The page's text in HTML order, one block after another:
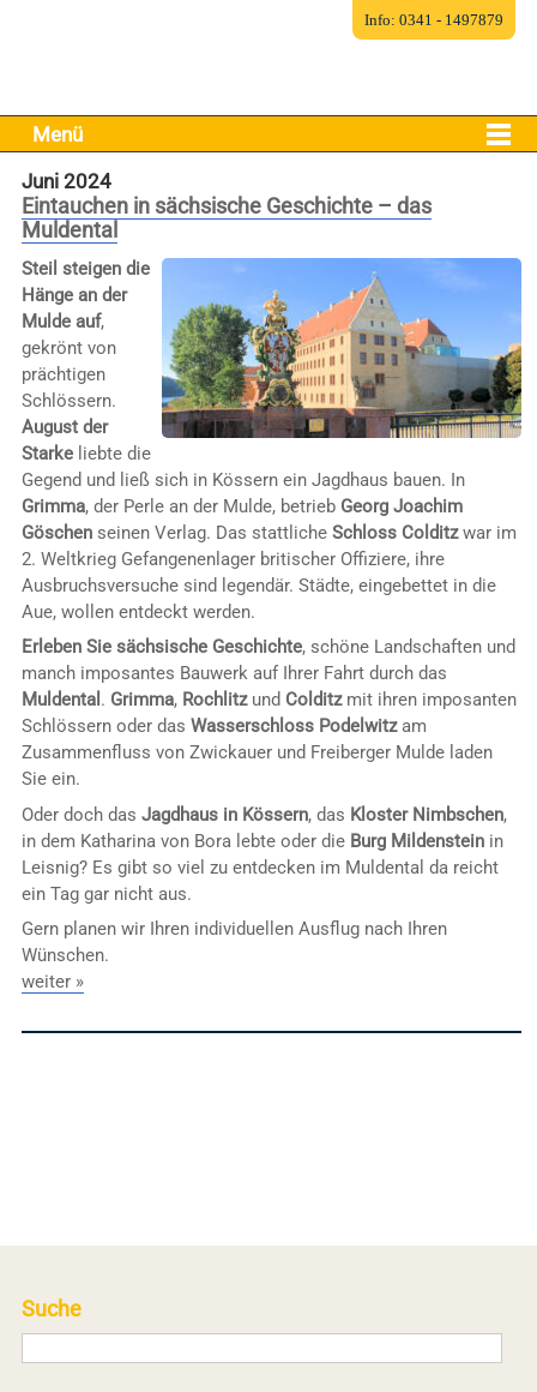
Menü
Juni 2024
Eintauchen in sächsische Geschichte – das
Muldental
Steil steigen die
Hänge an der
Mulde auf,
gekrönt von
prächtigen
Schlössern.
August der
Starkeliebte die
Gegend und ließ sich in Kössern ein Jagdhaus bauen. In
Grimma, der Perle an der Mulde, betrieb Georg Joachim
Göschenseinen Verlag. Das stattliche Schloss Colditzwar im
2. Weltkrieg Gefangenenlager britischer Offiziere, ihre
Ausbruchsversuche sind legendär. Städte, eingebettet in die
Aue, wollen entdeckt werden.
Erleben Sie sächsische Geschichte, schöne Landschaften und
manch imposantes Bauwerk auf Ihrer Fahrt durch das
Muldental . Grimma, Rochlitzund Colditzmit ihren imposanten
Schlössern oder das Wasserschloss Podelwitzam
Zusammenfluss von Zwickauer und Freiberger Mulde laden
Sie ein.
Oder doch das Jagdhaus in Kössern, das Kloster Nimbschen,
in dem Katharina von Bora lebte oder die Burg Mildensteinin
Leisnig? Es gibt so viel zu entdecken im Muldental da reicht
ein Tag gar nicht aus.
Gern planen wir Ihren individuellen Ausflug nach Ihren
Wünschen.
weiter »
Suche
Info: 0341 - 1497879